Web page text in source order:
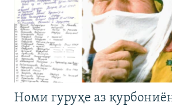
Номи гуруҳе аз